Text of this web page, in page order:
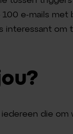
e-mails
interessant
die